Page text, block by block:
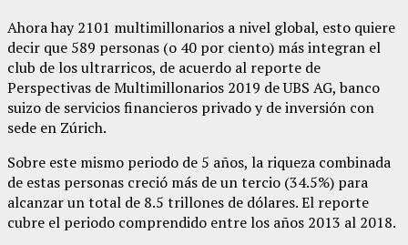
Ahora hay 2101 multimillonarios a nivel global, esto quiere
decir que 589 personas (o 40 por ciento) más integran el
club de los ultrarricos, de acuerdo al reporte de
Perspectivas de Multimillonarios 2019 de UBS AG, banco
suizo de servicios financieros privado y de inversión con
sede en Zúrich.
Sobre este mismo periodo de 5 años, la riqueza combinada
de estas personas creció más de un tercio (34.5%) para
alcanzar un total de 8.5 trillones de dólares. El reporte
cubre el periodo comprendido entre los años 2013 al 2018.